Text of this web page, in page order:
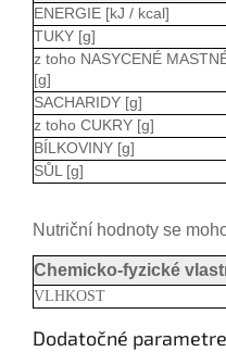
ENERGIE [kJ / kcal]
TUKY [g]
z toho NASYCENÉ
[g]
SACHARIDY [g]
z toho CUKRY [g]
BÍLKOVINY [g]
SŮL [g]
Nutriční hodnoty se
Chemicko-fyzické
VLHKOST
Dodatočné parametre